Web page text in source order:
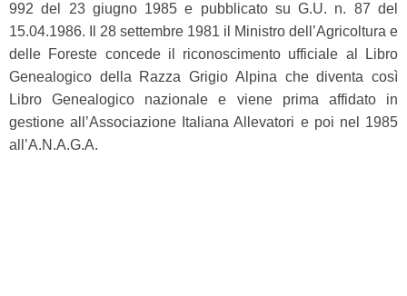
992 del 23 giugno 1985 e pubblicato su G.U. n. 87 del
15.04.1986. Il 28 settembre 1981 il Ministro dell’Agricoltura e
delle Foreste concede il riconoscimento ufficiale al Libro
Genealogico della Razza Grigio Alpina che diventa così
Libro Genealogico nazionale e viene prima affidato in
gestione all’Associazione Italiana Allevatori e poi nel 1985
all’A.N.A.G.A.